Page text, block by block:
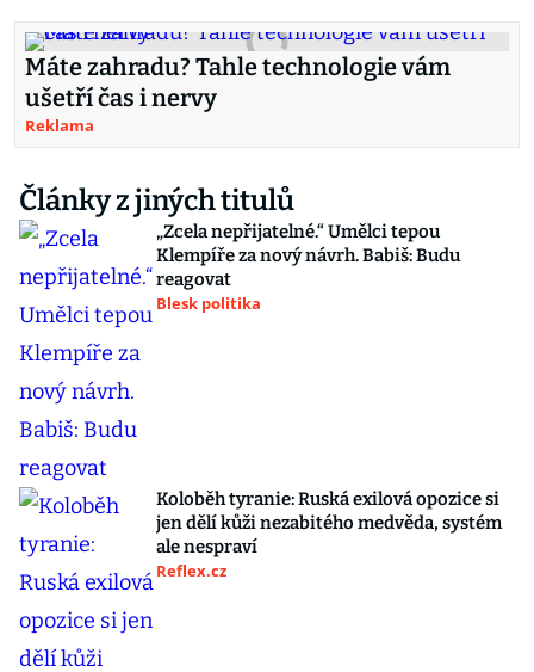
Máte zahradu? Tahle technologie vám
ušetří čas i nervy
Reklama
Články z jiných titulů
„Zcela nepřijatelné.“ Umělci tepou
Klempíře za nový návrh. Babiš: Budu
reagovat
Blesk politika
Koloběh tyranie: Ruská exilová opozice si
jen dělí kůži nezabitého medvěda, systém
ale nespraví
Reflex.cz